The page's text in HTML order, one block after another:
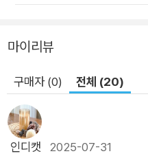
고 먹히는 생태계 원리를 어
로 발달한 사냥꾼인 인간을 ‘메
회에 구축하여 왔으며, 우리
전략을 취해야 하는지 안내한다. 이 책은 바쁜 일상 속에서 먹는
욕망에 이끌려 다니는 우리에
어지고 있는가’를 뇌과학적으
마이리뷰
구매자 (0) 전체 (20)
인디캣 2025-07-31